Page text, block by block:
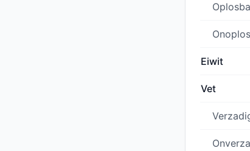
Eiwit
Vet